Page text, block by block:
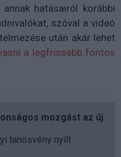
hatásairól korábbi
szóval a videó
után akár lehet
a legfrissebb fontos
mozgást az új
tanösvény nyílt